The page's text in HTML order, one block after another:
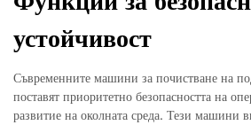
устойчивост
Съвременните машини за почистване на
поставят приоритетно безопасността на
развитие на околната среда. Тези машини